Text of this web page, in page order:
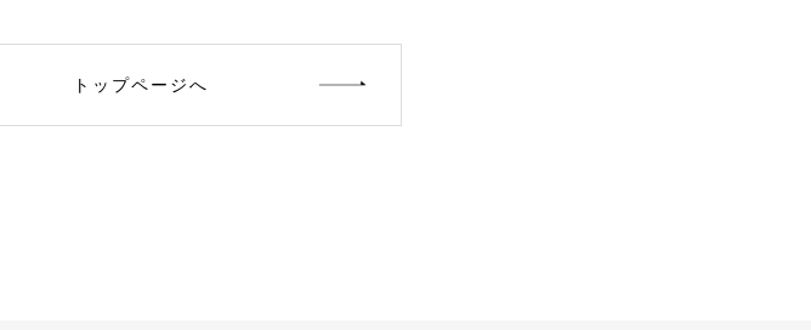
トップページへ